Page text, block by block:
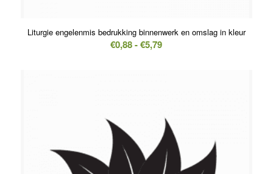
Liturgie engelenmis bedrukking binnenwerk en omslag in kleur
€0,88 - €5,79Prijsklasse: